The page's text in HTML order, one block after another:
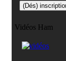
Vidéos Ham